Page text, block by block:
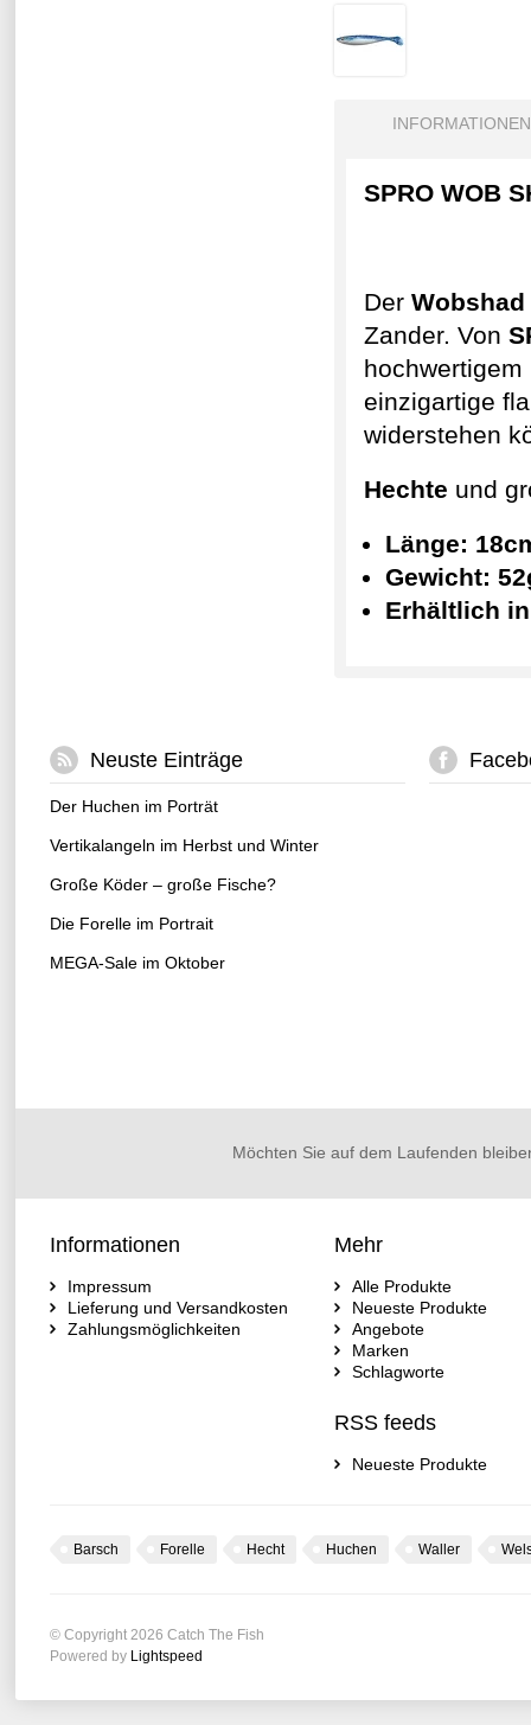
INFORMATIONEN
SPRO WOB
Der Wobshad
Zander. Von
einzigartige
widerstehen
Hechte und
Länge:
Gewicht:
Erhältlich
Neuste Einträge
Der Huchen im Porträt
Vertikalangeln im Herbst und Winter
Große Köder – große Fische?
Die Forelle im Portrait
MEGA-Sale im Oktober
Möchten Sie auf dem Laufenden
Informationen
Impressum
Lieferung und Versandkosten
Zahlungsmöglichkeiten
Mehr
Alle Produkte
Neueste Produkte
Angebote
Marken
Schlagworte
RSS feeds
Neueste Produkte
Barsch Forelle Hecht Huchen Waller
© Copyright 2026 Catch The Fish
Powered by Lightspeed